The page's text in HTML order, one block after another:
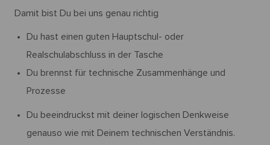
Damit bist Du bei uns genau richtig
Du hast einen guten Hauptschul- oder
Realschulabschluss in der Tasche
Du brennst für technische Zusammenhänge und
Prozesse
Du beeindruckst mit deiner logischen Denkweise
genauso wie mit Deinem technischen Verständnis.